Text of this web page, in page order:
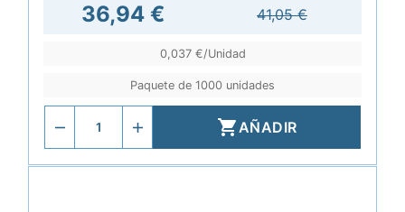
36,94 € 41,05 €
0,037 €/Unidad
Paquete de 1000 unidades
AÑADIR